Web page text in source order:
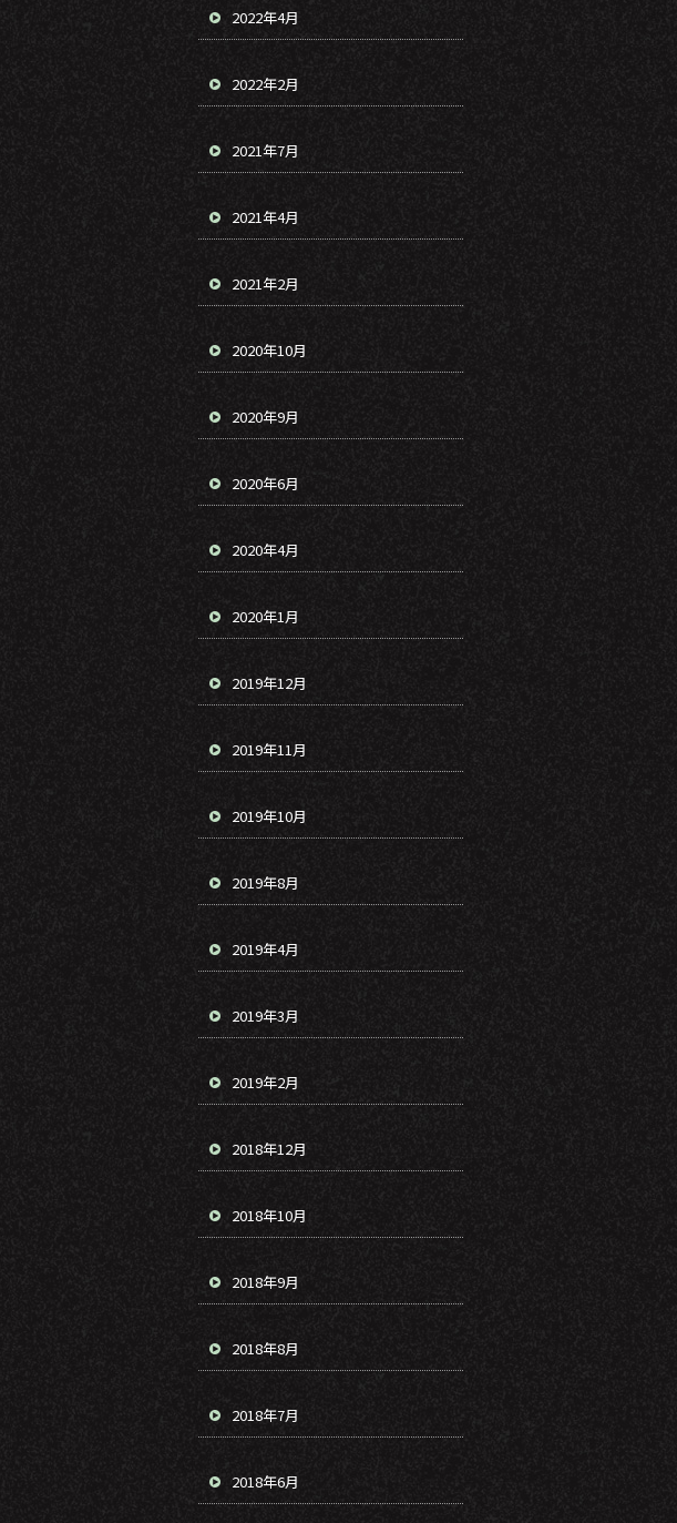
2022年4月
2022年2月
2021年7月
2021年4月
2021年2月
2020年10月
2020年9月
2020年6月
2020年4月
2020年1月
2019年12月
2019年11月
2019年10月
2019年8月
2019年4月
2019年3月
2019年2月
2018年12月
2018年10月
2018年9月
2018年8月
2018年7月
2018年6月